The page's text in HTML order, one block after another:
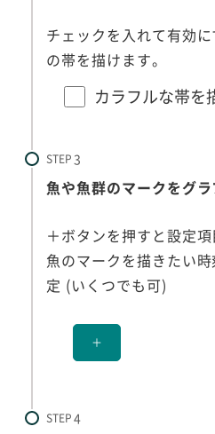
チェックを入れて有効
の帯を描けます。
カラフルな帯を
STEP
魚や魚群のマークをグ
＋ボタンを押すと設定項
魚のマークを描きたい
定 (いくつでも可)
＋
STEP